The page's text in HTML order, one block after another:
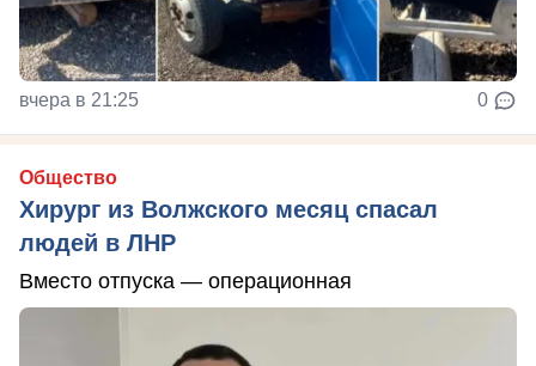
вчера в 21:25 0
Общество
Хирург из Волжского месяц спасал
людей в ЛНР
Вместо отпуска — операционная